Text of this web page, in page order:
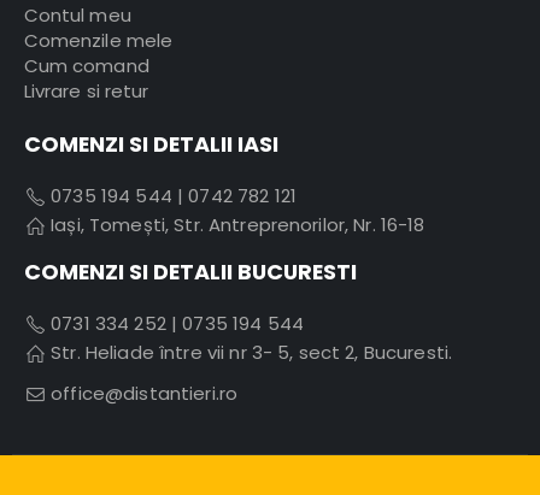
Contul meu
Comenzile mele
Cum comand
Livrare si retur
COMENZI SI DETALII IASI
0735 194 544 |0742 782 121
Iași, Tomești, Str. Antreprenorilor, Nr. 16-18
COMENZI SI DETALII BUCURESTI
0731 334 252|0735 194 544
Str. Heliade între vii nr 3- 5, sect 2, Bucuresti.
office@distantieri.ro